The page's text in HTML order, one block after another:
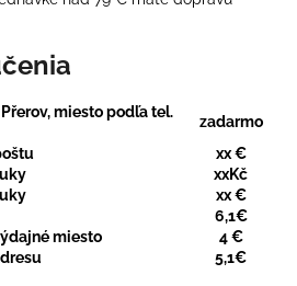
miesto podľa tel.
zadarmo
xx €
xxKč
xx €
6,1€
miesto
4 €
5,1€